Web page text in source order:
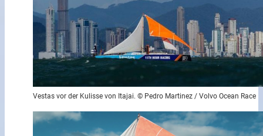
Vestas vor der Kulisse von Itajai. © Pedro Martinez / Volvo Ocean Race